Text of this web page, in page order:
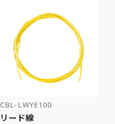
CBL-LWYE100
リード線